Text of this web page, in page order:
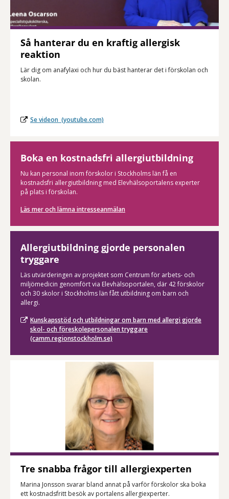
Så hanterar du en kraftig allergisk
reaktion
Lär dig om anafylaxi och hur du bäst hanterar det i förskolan och
skolan.
Se videon (youtube.com)
Boka en kostnadsfri allergiutbildning
Nu kan personal inom förskolor i Stockholms län få en
kostnadsfri allergiutbildning med Elevhälsoportalens experter
på plats i förskolan.
Läs mer och lämna intresseanmälan
Allergiutbildning gjorde personalen
tryggare
Läs utvärderingen av projektet som Centrum för arbets- och
miljömedicin genomfört via Elevhälsoportalen, där 42 förskolor
och 30 skolor i Stockholms län fått utbildning om barn och
allergi.
Kunskapsstöd och utbildningar om barn med allergi gjorde
skol- och föreskolepersonalen tryggare
(camm.regionstockholm.se)
Tre snabba frågor till allergiexperten
Marina Jonsson svarar bland annat på varför förskolor ska boka
ett kostnadsfritt besök av portalens allergiexperter.